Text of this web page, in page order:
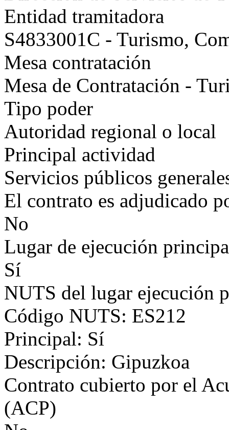
Entidad tramitadora
S4833001C - Turismo,
Mesa contratación
Mesa de Contratación -
Tipo poder
Autoridad regional o local
Principal actividad
Servicios públicos
El contrato es adjudicado
No
Lugar de ejecución
Sí
NUTS del lugar ejecución
Código NUTS: ES212
Principal: Sí
Descripción: Gipuzkoa
Contrato cubierto por el
(ACP)